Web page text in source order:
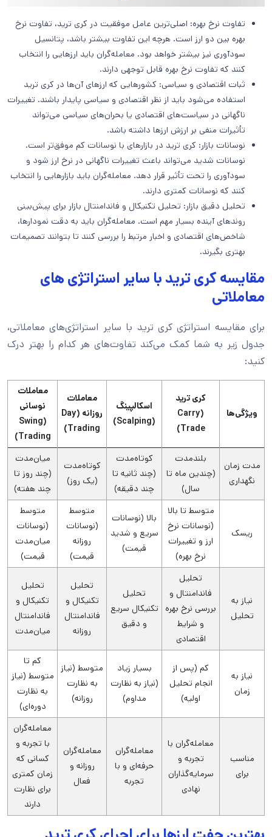
تفاوت نرخ بهره: اصلی‌ترین عامل موفقیت در کری ترید، تفاوت نرخ
بهره بین دو ارز است. هرچه این تفاوت بیشتر باشد، پتانسیل
سودآوری نیز بیشتر خواهد بود. معامله‌گران باید ارزهایی را انتخاب
کنند که تفاوت نرخ بهره قابل توجهی دارند.
ثبات اقتصادی و سیاسی: کشورهایی که ارزهای آن‌ها در کری ترید
استفاده می‌شود باید از نظر اقتصادی و سیاسی پایدار باشند. تغییرات
ناگهانی در سیاست‌های اقتصادی یا بحران‌های سیاسی می‌تواند
تأثیرات منفی بر ارزش ارزها داشته باشد.
نوسانات بازار: کری ترید در بازارهای با نوسانات کم موفق‌تر است.
نوسانات شدید می‌تواند باعث تغییرات ناگهانی در نرخ ارز شود و
سودآوری را تحت تأثیر قرار دهد. معامله‌گران باید بازارهایی را انتخاب
کنند که نوسانات کمتری دارند.
تحلیل دقیق بازار: تحلیل تکنیکال و فاندامنتال بازار برای پیش‌بینی
روندهای آینده بسیار مهم است. معامله‌گران باید به دقت نمودارها،
شاخص‌های اقتصادی و اخبار مرتبط را بررسی کنند تا بتوانند تصمیمات
بهتری بگیرند.
مقایسه کری ترید با سایر استراتژی های
معاملاتی
برای مقایسه استراتژی کری ترید با سایر استراتژی‌های معاملاتی،
جدول زیر به شما کمک می‌کند تفاوت‌های هر کدام را بهتر درک
کنید:
ویژگی‌ها
کری ترید
(Carry
Trade)
اسکالپینگ
(Scalping)
معاملات
روزانه (Day
Trading)
معاملات
نوسانی
(Swing
Trading)
مدت زمان
نگهداری
بلندمدت
(چندین ماه تا
سال)
کوتاه‌مدت
(چند ثانیه تا
چند دقیقه)
کوتاه‌مدت
(یک روز)
میان‌مدت
(چند روز تا
چند هفته)
ریسک
متوسط تا بالا
(نوسانات نرخ
ارز و تغییرات
نرخ بهره)
بالا (نوسانات
سریع و شدید
قیمت)
متوسط
(نوسانات
روزانه
قیمت)
متوسط
(نوسانات
میان‌مدت
قیمت)
نیاز به
تحلیل
تحلیل
فاندامنتال و
بررسی نرخ بهره
و شرایط
اقتصادی
تحلیل
تکنیکال سریع
و دقیق
تحلیل
تکنیکال و
فاندامنتال
روزانه
تحلیل
تکنیکال و
فاندامنتال
میان‌مدت
نیاز به
زمان
کم (پس از
انجام تحلیل
اولیه)
بسیار زیاد
(نیاز به نظارت
مداوم)
متوسط (نیاز
به نظارت
روزانه)
کم تا
متوسط (نیاز
به نظارت
دوره‌ای)
مناسب
برای
معامله‌گران با
تجربه و
سرمایه‌گذاران
نهادی
معامله‌گران
حرفه‌ای و با
تجربه
معامله‌گران
روزانه و
فعال
معامله‌گران
با تجربه و
کسانی که
زمان کمتری
برای نظارت
دارند